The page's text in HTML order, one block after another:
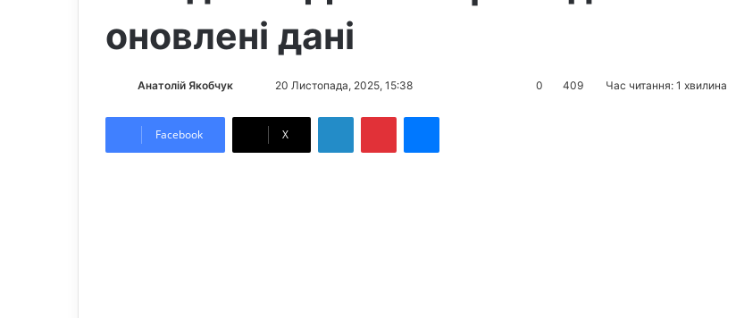
оновлені дані
Анатолій Якобчук
l d
20 Листопада, 2025, 15:38 0 409 Час читання: 1 хвилина
Facebook X